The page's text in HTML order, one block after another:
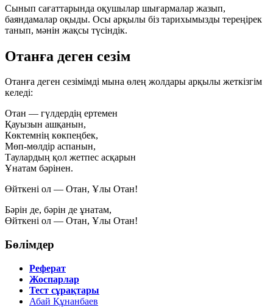
Сынып сағаттарында оқушылар шығармалар жазып,
баяндамалар оқыды. Осы арқылы біз тарихымызды тереңірек
танып, мәнін жақсы түсіндік.
Отанға деген сезім
Отанға деген сезімімді мына өлең жолдары арқылы жеткізгім
келеді:
Отан — гүлдердің ертемен
Қауызын ашқанын,
Көктемнің көкпеңбек,
Мөп-мөлдір аспанын,
Таулардың қол жетпес асқарын
Ұнатам бәрінен.
Өйткені ол — Отан, Ұлы Отан!
Бәрін де, бәрін де ұнатам,
Өйткені ол — Отан, Ұлы Отан!
Бөлімдер
Реферат
Жоспарлар
Тест сұрақтары
Абай Құнанбаев